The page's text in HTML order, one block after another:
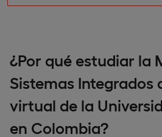
¿Por qué estudiar la
Sistemas Integrados
virtual de la
en Colombia?